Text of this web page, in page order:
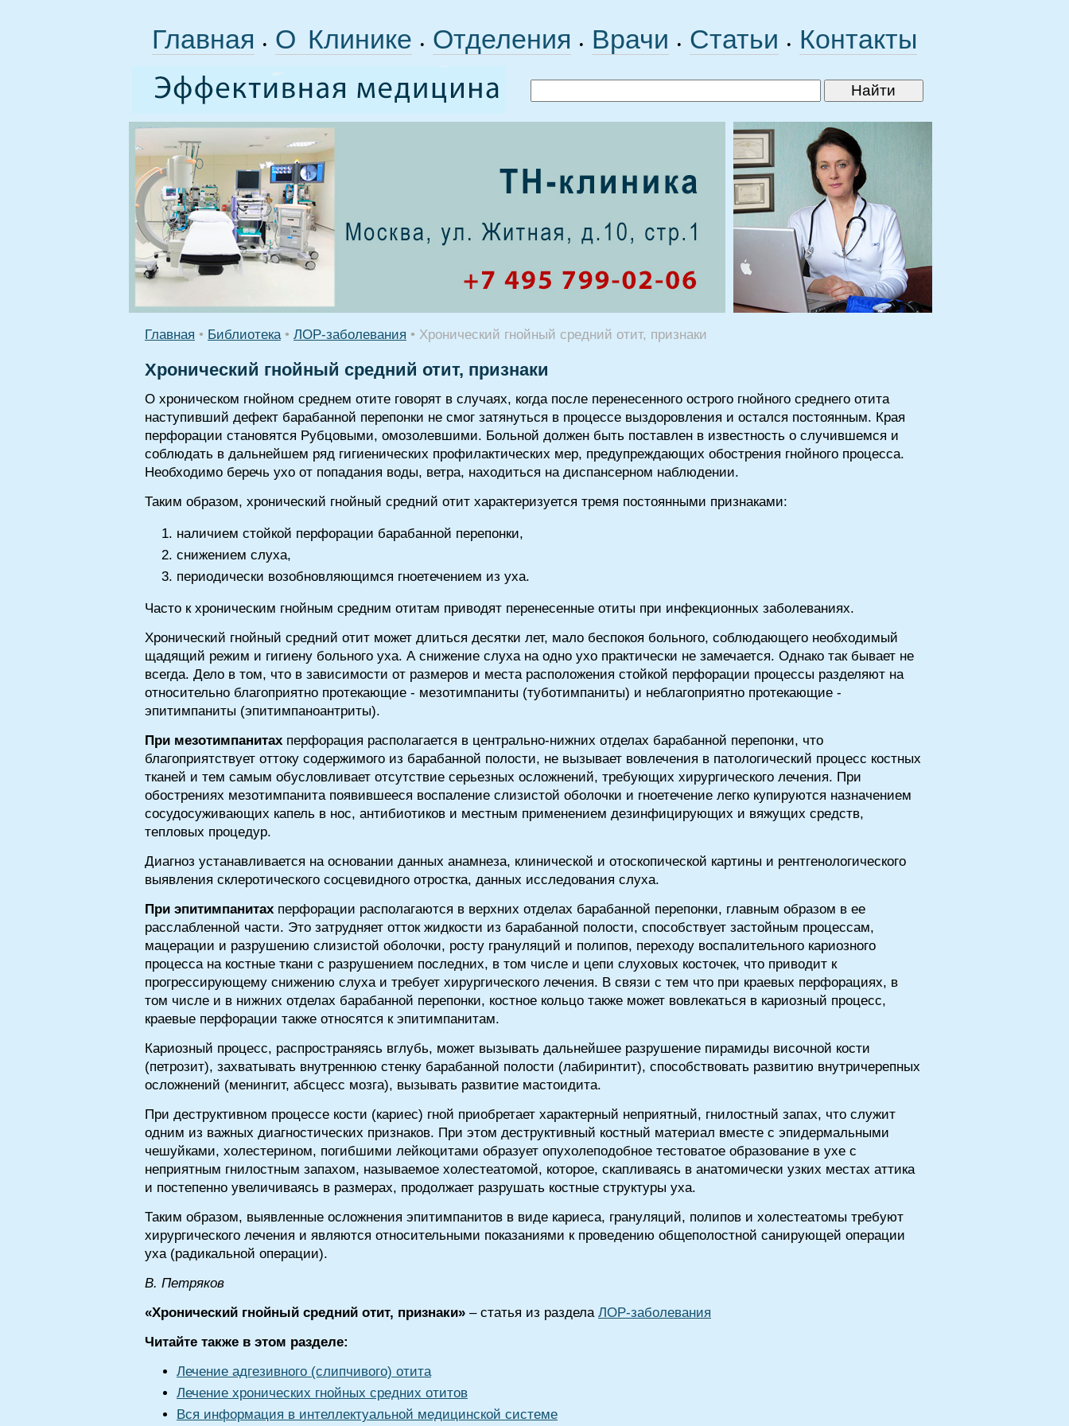
Главная • О Клинике • Отделения • Врачи • Статьи • Контакты
Главная • Библиотека • ЛОР-заболевания • Хронический гнойный средний отит, признаки
Хронический гнойный средний отит, признаки
О хроническом гнойном среднем отите говорят в случаях, когда после перенесенного острого гнойного среднего отита
наступивший дефект барабанной перепонки не смог затянуться в процессе выздоровления и остался постоянным. Края
перфорации становятся Рубцовыми, омозолевшими. Больной должен быть поставлен в известность о случившемся и
соблюдать в дальнейшем ряд гигиенических профилактических мер, предупреждающих обострения гнойного процесса.
Необходимо беречь ухо от попадания воды, ветра, находиться на диспансерном наблюдении.
Таким образом, хронический гнойный средний отит характеризуется тремя постоянными признаками:
наличием стойкой перфорации барабанной перепонки,
снижением слуха,
периодически возобновляющимся гноетечением из уха.
Часто к хроническим гнойным средним отитам приводят перенесенные отиты при инфекционных заболеваниях.
Хронический гнойный средний отит может длиться десятки лет, мало беспокоя больного, соблюдающего необходимый
щадящий режим и гигиену больного уха. А снижение слуха на одно ухо практически не замечается. Однако так бывает не
всегда. Дело в том, что в зависимости от размеров и места расположения стойкой перфорации процессы разделяют на
относительно благоприятно протекающие - мезотимпаниты (туботимпаниты) и неблагоприятно протекающие -
эпитимпаниты (эпитимпаноантриты).
При мезотимпанитах перфорация располагается в центрально-нижних отделах барабанной перепонки, что
благоприятствует оттоку содержимого из барабанной полости, не вызывает вовлечения в патологический процесс костных
тканей и тем самым обусловливает отсутствие серьезных осложнений, требующих хирургического лечения. При
обострениях мезотимпанита появившееся воспаление слизистой оболочки и гноетечение легко купируются назначением
сосудосуживающих капель в нос, антибиотиков и местным применением дезинфицирующих и вяжущих средств,
тепловых процедур.
Диагноз устанавливается на основании данных анамнеза, клинической и отоскопической картины и рентгенологического
выявления склеротического сосцевидного отростка, данных исследования слуха.
При эпитимпанитах перфорации располагаются в верхних отделах барабанной перепонки, главным образом в ее
расслабленной части. Это затрудняет отток жидкости из барабанной полости, способствует застойным процессам,
мацерации и разрушению слизистой оболочки, росту грануляций и полипов, переходу воспалительного кариозного
процесса на костные ткани с разрушением последних, в том числе и цепи слуховых косточек, что приводит к
прогрессирующему снижению слуха и требует хирургического лечения. В связи с тем что при краевых перфорациях, в
том числе и в нижних отделах барабанной перепонки, костное кольцо также может вовлекаться в кариозный процесс,
краевые перфорации также относятся к эпитимпанитам.
Кариозный процесс, распространяясь вглубь, может вызывать дальнейшее разрушение пирамиды височной кости
(петрозит), захватывать внутреннюю стенку барабанной полости (лабиринтит), способствовать развитию внутричерепных
осложнений (менингит, абсцесс мозга), вызывать развитие мастоидита.
При деструктивном процессе кости (кариес) гной приобретает характерный неприятный, гнилостный запах, что служит
одним из важных диагностических признаков. При этом деструктивный костный материал вместе с эпидермальными
чешуйками, холестерином, погибшими лейкоцитами образует опухолеподобное тестоватое образование в ухе с
неприятным гнилостным запахом, называемое холестеатомой, которое, скапливаясь в анатомически узких местах аттика
и постепенно увеличиваясь в размерах, продолжает разрушать костные структуры уха.
Таким образом, выявленные осложнения эпитимпанитов в виде кариеса, грануляций, полипов и холестеатомы требуют
хирургического лечения и являются относительными показаниями к проведению общеполостной санирующей операции
уха (радикальной операции).
В. Петряков
«Хронический гнойный средний отит, признаки» – статья из раздела ЛОР-заболевания
Читайте также в этом разделе:
Лечение адгезивного (слипчивого) отита
Лечение хронических гнойных средних отитов
Вся информация в интеллектуальной медицинской системе